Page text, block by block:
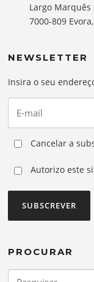
Largo
7000-809
NEWSLETTER
Insira o seu
Cancelar a
Autorizo este
PROCURAR